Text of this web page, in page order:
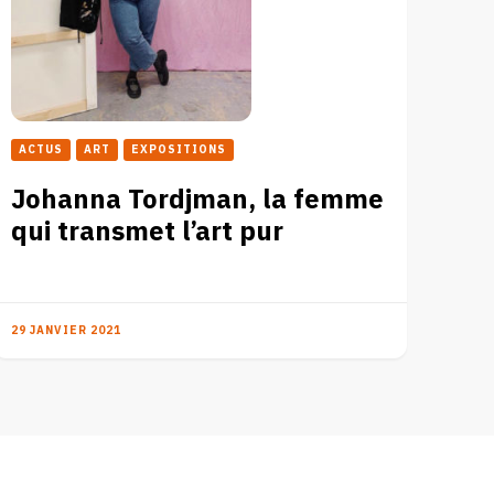
ACTUS ART EXPOSITIONS
Johanna Tordjman, la femme
qui transmet l’art pur
29 JANVIER 2021